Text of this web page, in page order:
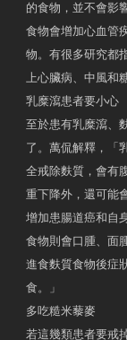
的食物，並不會影
食物會增加心血管
物。有很多研究都
上心臟病、中風和
乳糜瀉患者要小心
至於患有乳糜瀉、
了。萬侃解釋，「
全戒除麩質，會有
重下降外，還可能
增加患腸道癌和自
食物則會口腫、面
進食麩質食物後症
食。」
多吃糙米藜麥
若這幾類患者要戒